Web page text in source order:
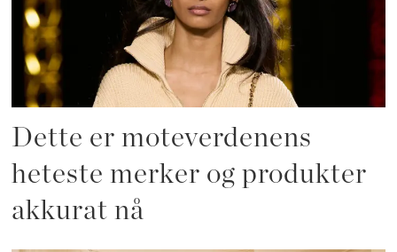
Dette er moteverdenens
heteste merker og produkter
akkurat nå